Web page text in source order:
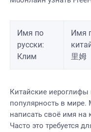
Имя по
русски:
Клим
Имя
里姆
Китайские
популярность в мире.
написать своё имя на
Часто это требуется